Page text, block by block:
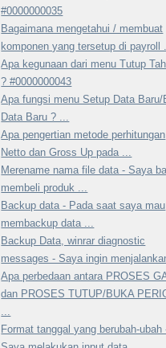
#0000000035
Bagaimana mengetahui / membuat
komponen yang tersetup di payroll
Apa kegunaan dari menu Tutup
? #0000000043
Apa fungsi menu Setup Data Baru/
Data Baru ? ...
Apa pengertian metode perhitungan
Netto dan Gross Up pada ...
Merename nama file data - Saya
membeli produk ...
Backup data - Pada saat saya mau
membackup data ...
Backup Data, winrar diagnostic
messages - Saya ingin
Apa perbedaan antara PROSES
dan PROSES TUTUP/BUKA
Format tanggal yang berubah-ubah